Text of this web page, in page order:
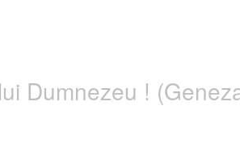
Dumnezeu !